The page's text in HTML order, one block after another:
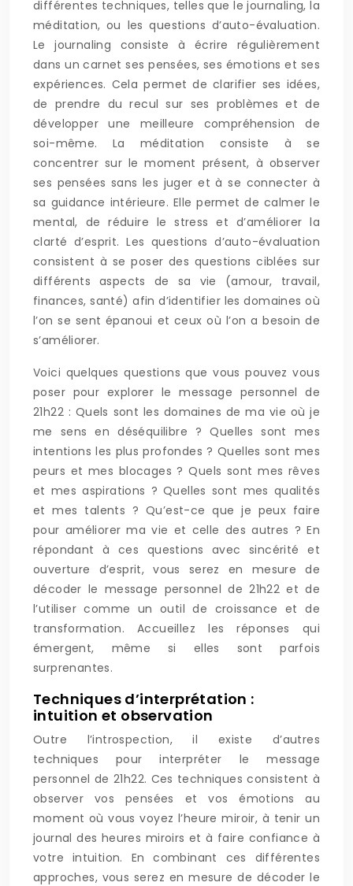
différentes techniques, telles que le journaling, la
méditation, ou les questions d’auto-évaluation.
Le journaling consiste à écrire régulièrement
dans un carnet ses pensées, ses émotions et ses
expériences. Cela permet de clarifier ses idées,
de prendre du recul sur ses problèmes et de
développer une meilleure compréhension de
soi-même. La méditation consiste à se
concentrer sur le moment présent, à observer
ses pensées sans les juger et à se connecter à
sa guidance intérieure. Elle permet de calmer le
mental, de réduire le stress et d’améliorer la
clarté d’esprit. Les questions d’auto-évaluation
consistent à se poser des questions ciblées sur
différents aspects de sa vie (amour, travail,
finances, santé) afin d’identifier les domaines où
l’on se sent épanoui et ceux où l’on a besoin de
s’améliorer.
Voici quelques questions que vous pouvez vous
poser pour explorer le message personnel de
21h22 : Quels sont les domaines de ma vie où je
me sens en déséquilibre ? Quelles sont mes
intentions les plus profondes ? Quelles sont mes
peurs et mes blocages ? Quels sont mes rêves
et mes aspirations ? Quelles sont mes qualités
et mes talents ? Qu’est-ce que je peux faire
pour améliorer ma vie et celle des autres ? En
répondant à ces questions avec sincérité et
ouverture d’esprit, vous serez en mesure de
décoder le message personnel de 21h22 et de
l’utiliser comme un outil de croissance et de
transformation. Accueillez les réponses qui
émergent, même si elles sont parfois
surprenantes.
Techniques d’interprétation :
intuition et observation
Outre l’introspection, il existe d’autres
techniques pour interpréter le message
personnel de 21h22. Ces techniques consistent à
observer vos pensées et vos émotions au
moment où vous voyez l’heure miroir, à tenir un
journal des heures miroirs et à faire confiance à
votre intuition. En combinant ces différentes
approches, vous serez en mesure de décoder le